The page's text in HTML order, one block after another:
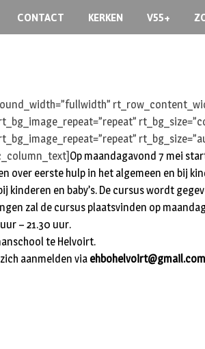
CONTACT KERKEN V55+
Op maandagavond 7 mei
over eerste hulp in het algemeen en bij
kinderen en baby’s. De cursus wordt
zal de cursus plaatsvinden op maandag
– 21.30 uur.
te Helvoirt.
aanmelden via ehbohelvoirt@gmail.com